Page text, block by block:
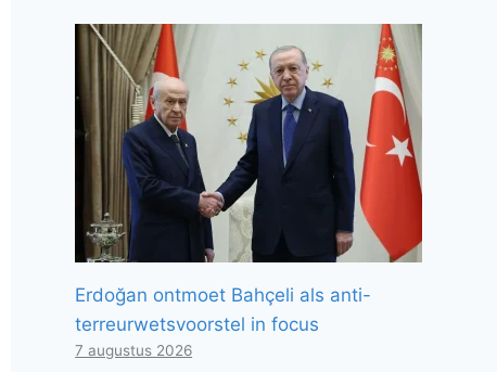
Erdoğan ontmoet Bahçeli als anti-
terreurwetsvoorstel in focus
7 augustus 2026